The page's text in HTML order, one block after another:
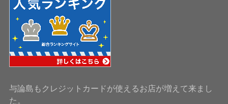
与論島もクレジットカードが使えるお店が増えて来まし
た。